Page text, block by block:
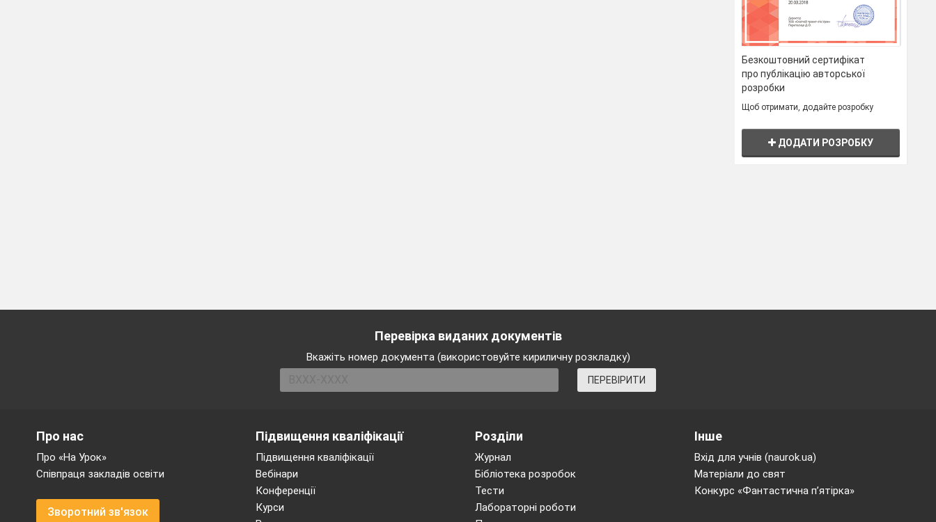
Безкоштовний сертифікат
про публікацію авторської
розробки
Щоб отримати, додайте розробку
ДОДАТИ РОЗРОБКУ
Перевірка виданих документів
Вкажіть номер документа (використовуйте кириличну розкладку)
ПЕРЕВІРИТИ
Підвищення кваліфікації
Підвищення кваліфікації
Вебінари
Конференції
Курси
Розділи
Журнал
Бібліотека розробок
Тести
Лабораторні роботи
Про нас
Про «На Урок»
Співпраця закладів освіти
Зворотний зв'язок
Інше
Вхід для учнів (naurok.ua)
Матеріали до свят
Конкурс «Фантастична п’ятірка»